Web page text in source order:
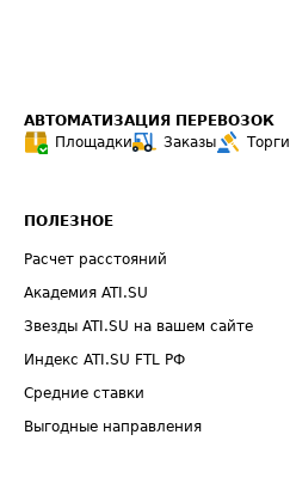
АВТОМАТИЗАЦИЯ ПЕРЕВОЗОК
Площадки
Заказы Торги
ПОЛЕЗНОЕ
Расчет расстояний
Академия ATI.SU
Звезды ATI.SU на вашем сайте
Индекс ATI.SU FTL РФ
Средние ставки
Выгодные направления